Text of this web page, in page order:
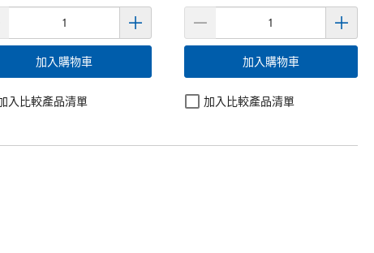
加入購物車
入比較產品清單
加入購物車
加入比較產品清單